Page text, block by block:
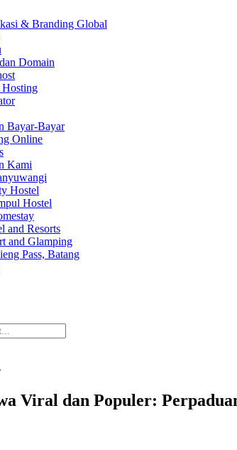
& Branding Global
Domain
Hosting
Bayar-Bayar
Online
Kami
Hostel
Hostel
and Resorts
and Glamping
Pass, Batang
Viral dan Populer: